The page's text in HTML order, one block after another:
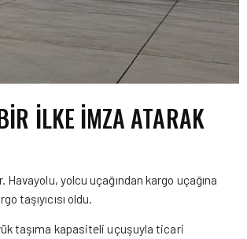
İLKE İMZA ATARAK
yolcu uçağından kargo uçağına
taşıyıcısı oldu.
taşıma kapasiteli uçuşuyla ticari